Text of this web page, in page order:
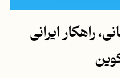
راهکار ایرانی